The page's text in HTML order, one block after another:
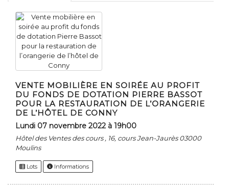
VENTE MOBILIÈRE EN SOIRÉE AU PROFIT
DU FONDS DE DOTATION PIERRE BASSOT
POUR LA RESTAURATION DE L’ORANGERIE
DE L’HÔTEL DE CONNY
lundi 07 novembre 2022 à 19h00
Hôtel des Ventes des cours , 16, cours Jean-Jaurès 03000
Moulins
Lots Informations